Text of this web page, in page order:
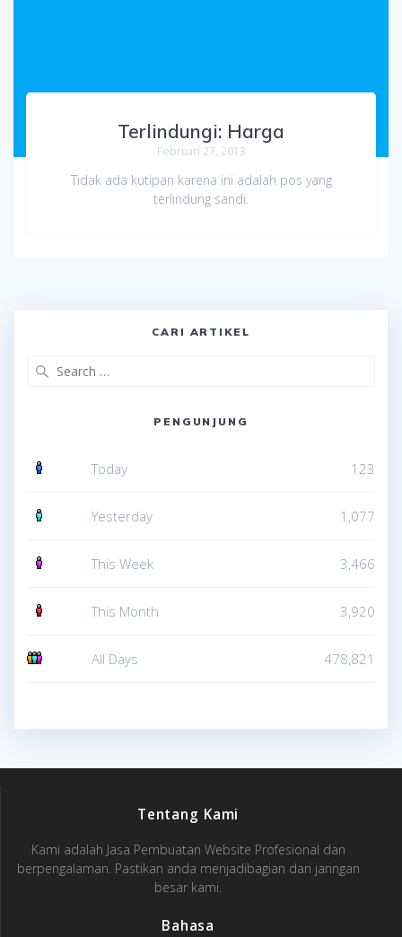
Terlindungi: Harga
Februari 27, 2013
Tidak ada kutipan karena ini adalah pos yang
terlindung sandi.
CARI ARTIKEL
PENGUNJUNG
Today 123
Yesterday 1,077
This Week 3,466
This Month 3,920
All Days 478,821
Tentang Kami
Kami adalah Jasa Pembuatan Website Profesional dan
berpengalaman. Pastikan anda menjadibagian dari jaringan
besar kami.
Bahasa